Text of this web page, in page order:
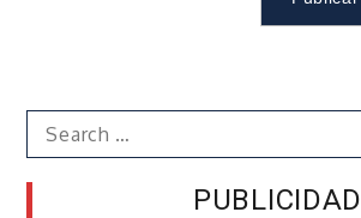
Search
for:
PUBLICIDAD